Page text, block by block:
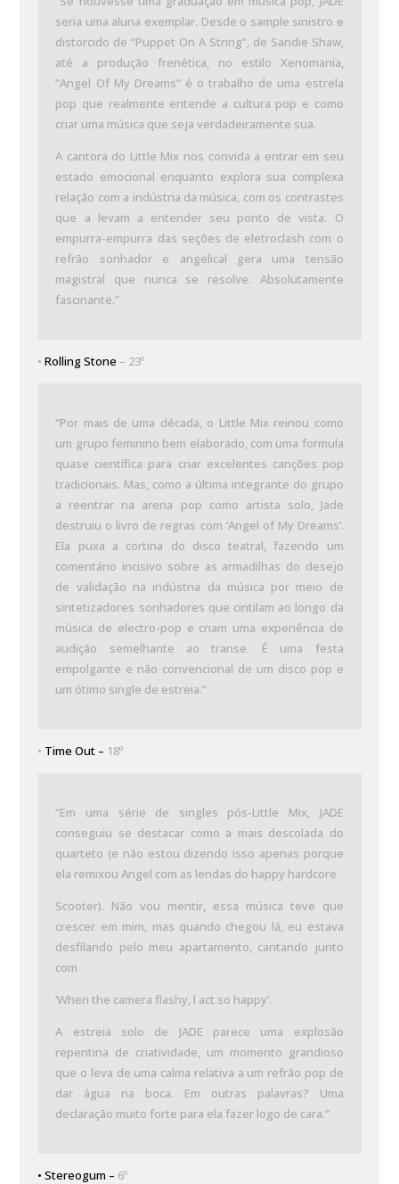
seria uma aluna exemplar. Desde o sample sinistro e
distorcido de “Puppet On A String”, de Sandie Shaw,
até a produção frenética, no estilo Xenomania,
“Angel Of My Dreams” é o trabalho de uma estrela
pop que realmente entende a cultura pop e como
criar uma música que seja verdadeiramente sua.
A cantora do Little Mix nos convida a entrar em seu
estado emocional enquanto explora sua complexa
relação com a indústria da música, com os contrastes
que a levam a entender seu ponto de vista. O
empurra-empurra das seções de eletroclash com o
refrão sonhador e angelical gera uma tensão
magistral que nunca se resolve. Absolutamente
fascinante.”
•Rolling Stone – 23º
“Por mais de uma década, o Little Mix reinou como
um grupo feminino bem elaborado, com uma formula
quase científica para criar excelentes canções pop
tradicionais. Mas, como a última integrante do grupo
a reentrar na arena pop como artista solo, Jade
destruiu o livro de regras com ‘Angel of My Dreams’.
Ela puxa a cortina do disco teatral, fazendo um
comentário incisivo sobre as armadilhas do desejo
de validação na indústria da música por meio de
sintetizadores sonhadores que cintilam ao longo da
música de electro-pop e criam uma experiência de
audição semelhante ao transe. É uma festa
empolgante e não convencional de um disco pop e
um ótimo single de estreia.”
• Time Out – 18º
“Em uma série de singles pós-Little Mix, JADE
conseguiu se destacar como a mais descolada do
quarteto (e não estou dizendo isso apenas porque
ela remixou Angel com as lendas do happy hardcore
Scooter). Não vou mentir, essa música teve que
crescer em mim, mas quando chegou lá, eu estava
desfilando pelo meu apartamento, cantando junto
com
‘When the camera flashy, l act so happy’.
A estreia solo de JADE parece uma explosão
repentina de criatividade, um momento grandioso
que o leva de uma calma relativa a um refrão pop de
dar água na boca. Em outras palavras? Uma
declaração muito forte para ela fazer logo de cara.”
• Stereogum – 6º